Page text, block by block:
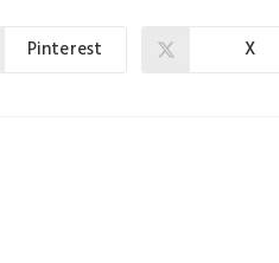
Pinterest X